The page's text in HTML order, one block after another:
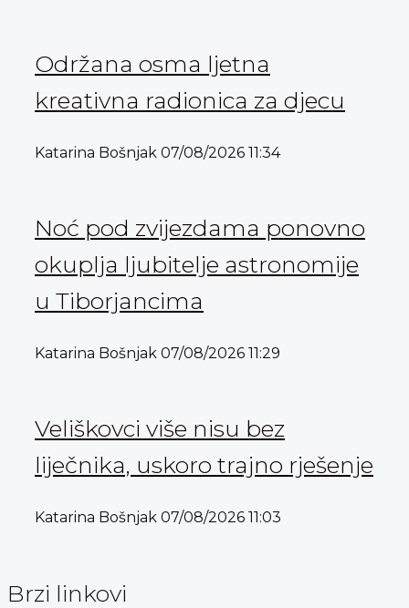
Održana osma ljetna
kreativna radionica za djecu
Katarina Bošnjak 07/08/2026 11:34
Noć pod zvijezdama ponovno
okuplja ljubitelje astronomije
u Tiborjancima
Katarina Bošnjak 07/08/2026 11:29
Veliškovci više nisu bez
liječnika, uskoro trajno rješenje
Katarina Bošnjak 07/08/2026 11:03
Brzi linkovi